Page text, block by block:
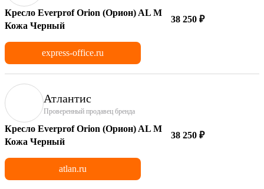
Кресло Everprof Orion (Орион) AL M
Кожа Черный
38 250 ₽
express-office.ru
Атлантис
Проверенный продавец бренда
Кресло Everprof Orion (Орион) AL M
Кожа Черный
38 250 ₽
atlan.ru